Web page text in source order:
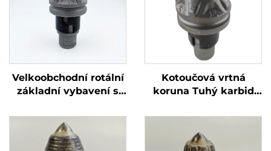
Velkoobchodní rotální
základní vybavení s
střílní zubů
multifunkčních
vrtacích nástrojů
Kotoučová vrtná
koruna Tuhý karbid
Projektilové břity pro
pilotní stroj